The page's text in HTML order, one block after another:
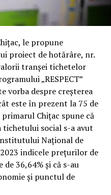
le propune
proiect de hotărâre, nr.
tranșei tichetelor
„RESPECT”
vorba despre creșterea
este în prezent la 75 de
Chițac spune că
tichetului social s-a avut
Național de
indicele prețurilor de
36,64% și că s-au
și punctul de